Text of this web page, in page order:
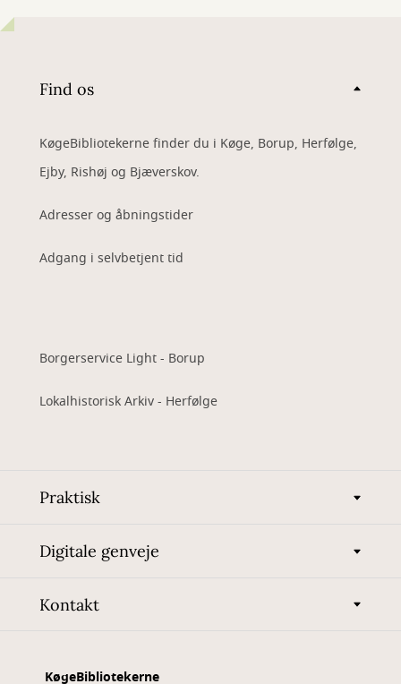
Find os
KøgeBibliotekerne finder du i Køge, Borup, Herfølge,
Ejby, Rishøj og Bjæverskov.
Adresser og åbningstider
Adgang i selvbetjent tid
Borgerservice Light - Borup
Lokalhistorisk Arkiv - Herfølge
Praktisk
Digitale genveje
Kontakt
KøgeBibliotekerne